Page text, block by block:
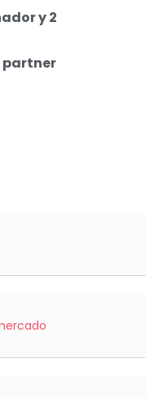
y 2
partner